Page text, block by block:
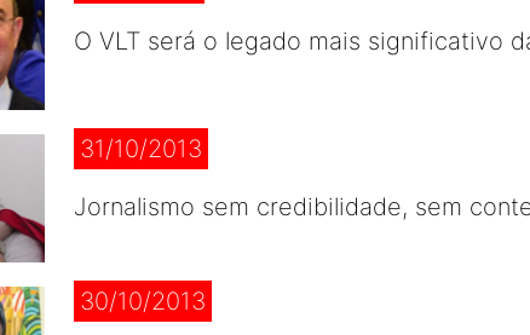
O VLT será o legado mais significativo
31/10/2013
Jornalismo sem credibilidade, sem
30/10/2013